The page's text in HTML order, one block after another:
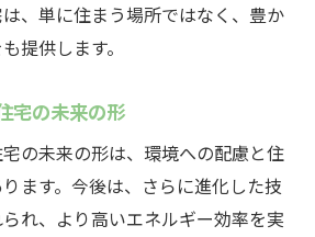
、単に住まう場所ではなく、豊か
提供します。
宅の未来の形
の未来の形は、環境への配慮と住
ます。今後は、さらに進化した技
れ、より高いエネルギー効率を実